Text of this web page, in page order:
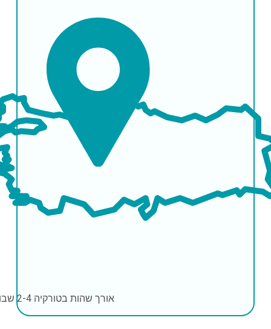
אורך שהות בטורקיה 2-4 שבועות